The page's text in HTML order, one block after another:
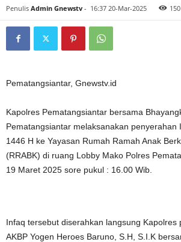
Penulis Admin Gnewstv - 16:37 20-Mar-2025 150
Pematangsiantar, Gnewstv.id
Kapolres Pematangsiantar bersama
Pematangsiantar melaksanakan penyerahan
1446 H ke Yayasan Rumah Ramah Anak
(RRABK) di ruang Lobby Mako Polres
19 Maret 2025 sore pukul : 16.00 Wib.
Infaq tersebut diserahkan langsung Kapolres
AKBP Yogen Heroes Baruno, S.H, S.I.K